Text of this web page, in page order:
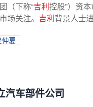
（下称“吉利控股”）资
场关注。 吉利背景人士
夏
汽车部件公司